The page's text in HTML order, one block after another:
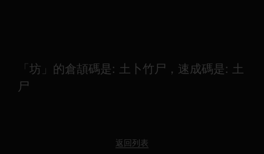
「坊」的倉頡碼是: 土卜竹尸，速成碼是: 土
尸
返回列表